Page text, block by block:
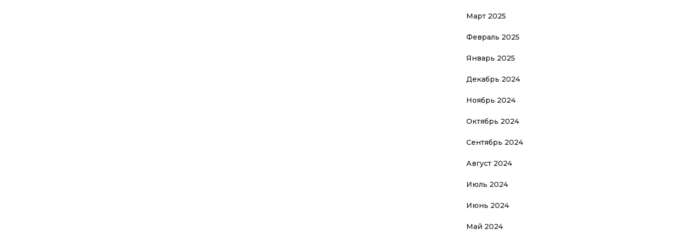
Март 2025
Февраль 2025
Январь 2025
Декабрь 2024
Ноябрь 2024
Октябрь 2024
Сентябрь 2024
Август 2024
Июль 2024
Июнь 2024
Май 2024